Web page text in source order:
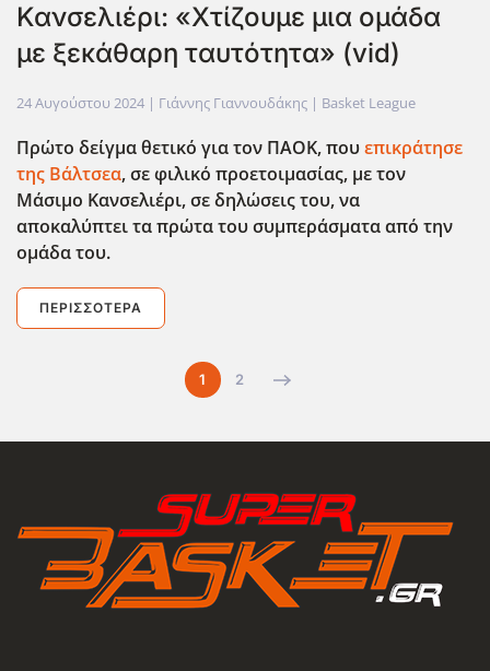
Κανσελιέρι: «Χτίζουμε μια ομάδα
με ξεκάθαρη ταυτότητα» (vid)
24 Αυγούστου 2024 | Γιάννης Γιαννουδάκης | Basket League
Πρώτο δείγμα θετικό για τον ΠΑΟΚ, πουεπικράτησε
της Βάλτσεα, σε φιλικό προετοιμασίας, με τον
Μάσιμο Κανσελιέρι, σε δηλώσεις του, να
αποκαλύπτει τα πρώτα του συμπεράσματα από την
ομάδα του.
ΠΕΡΙΣΣΌΤΕΡΑ
1 2